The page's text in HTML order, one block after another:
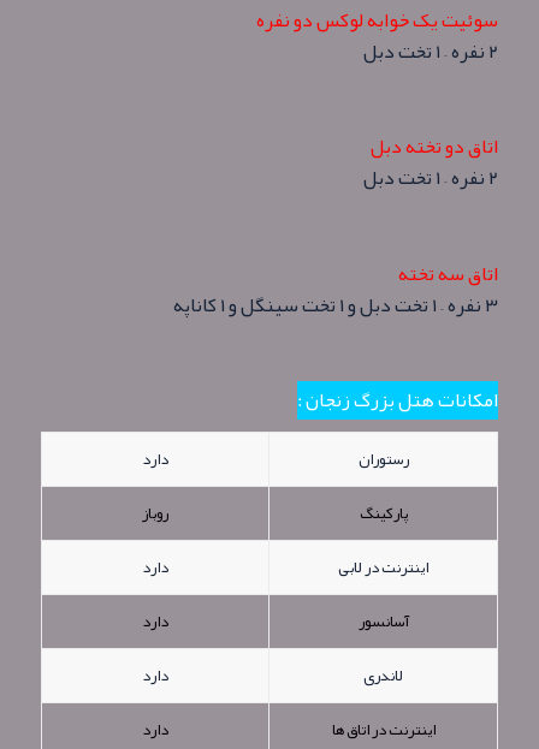
سوئیت یک خوابه لوکس دو نفره
۲ نفره – ۱ تخت دبل
اتاق دو تخته دبل
۲ نفره – ۱ تخت دبل
اتاق سه تخته
۳ نفره – ۱ تخت دبل و ۱ تخت سینگل و ۱ کاناپه
امکانات هتل بزرگ زنجان :
رستوران
دارد
پارکینگ
روباز
اینترنت در لابی
دارد
آسانسور
دارد
لاندری
دارد
اینترنت در اتاق ها
دارد